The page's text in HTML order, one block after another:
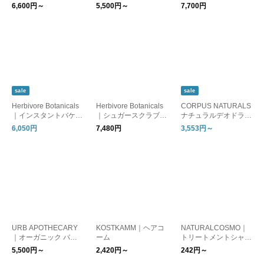
ィケアシリーズ（ボデ
ィオイル・スクラブ）
6,600円～
ーズオイル＆ベビーバ
ーム
5,500円～
ァーミングボディクリ
ーム
7,700円
sale
Herbivore Botanicals
｜インスタントバケー
ションキット
6,050円
Herbivore Botanicals
｜シュガースクラブ
（フェイス＆ボディ）
7,480円
sale
CORPUS NATURALS
ナチュラルデオドラン
トケアシリーズ(ロー
ルオン・ボディスプレ
3,553円～
URB APOTHECARY
｜オーガニック バー
ムシリーズ
5,500円～
KOSTKAMM｜ヘアコ
ーム
2,420円～
NATURALCOSMO｜
トリートメントシャン
プー・ヘアオイル・ヘ
アミスト
242円～